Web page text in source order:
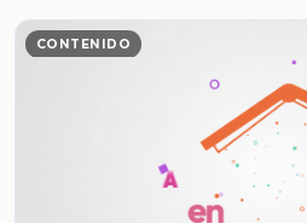
CONTENIDO